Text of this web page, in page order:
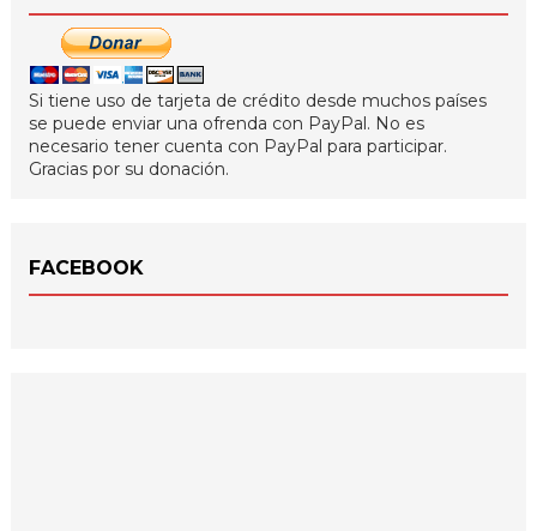
Si tiene uso de tarjeta de crédito desde muchos países
se puede enviar una ofrenda con PayPal. No es
necesario tener cuenta con PayPal para participar.
Gracias por su donación.
FACEBOOK